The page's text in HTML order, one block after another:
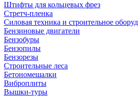
Штифты для кольцевых фрез
Стретч-пленка
Силовая техника и строительное
Бензиновые двигатели
Бензобуры
Бензопилы
Бензорезы
Строительные леса
Бетономешалки
Виброплиты
Вышки-туры